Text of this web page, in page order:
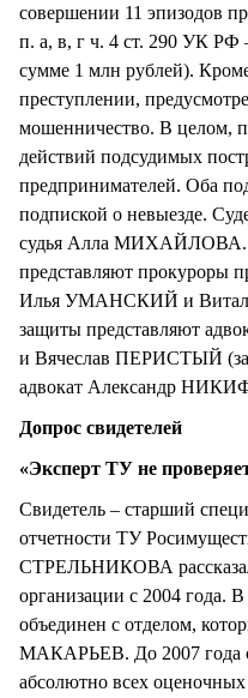
совершении 11 эпизодов
п. а, в, г ч. 4 ст. 290 УК
сумме 1 млн рублей).
преступлении,
мошенничество. В целом,
действий подсудимых
предпринимателей. Оба
подпиской о невыезде.
судья Алла МИХАЙЛОВА.
представляют прокуроры
Илья УМАНСКИЙ и
защиты представляют
и Вячеслав ПЕРИСТЫЙ
адвокат Александр
Допрос свидетелей
«Эксперт ТУ не
Свидетель – старший
отчетности ТУ
СТРЕЛЬНИКОВА
организации с 2004 года.
объединен с отделом,
МАКАРЬЕВ. До 2007 года
абсолютно всех